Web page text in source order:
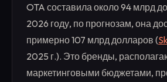
OTA составила около 94 млрд
2026 году, по прогнозам, она
примерно 107 млрд долларов (
2025 г.). Это бренды,
маркетинговыми бюджетами,